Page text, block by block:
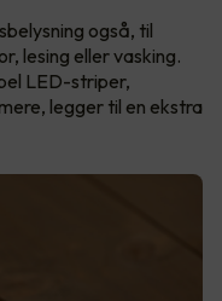
også, til
lesing eller vasking.
LED-striper,
legger til en ekstra